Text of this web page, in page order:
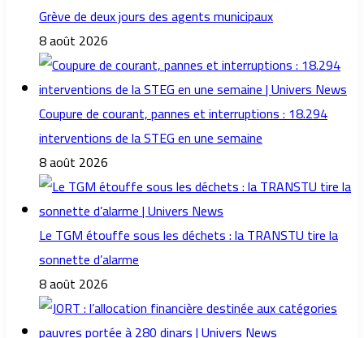
Grève de deux jours des agents municipaux
8 août 2026
Coupure de courant, pannes et interruptions : 18.294
interventions de la STEG en une semaine
8 août 2026
Le TGM étouffe sous les déchets : la TRANSTU tire la
sonnette d’alarme
8 août 2026